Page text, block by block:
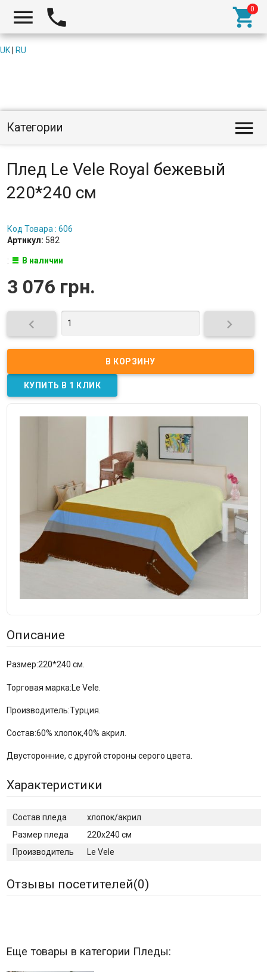
  
UK RU
Категории 
Плед Le Vele Royal бежевый
220*240 см
Код Товара : 606
Артикул: 582
: В наличии
3 076 грн.
 
Описание
Размер:220*240 см.
Торговая марка:Le Vele.
Производитель:Турция.
Состав:60% хлопок,40% акрил.
Двусторонние, с другой стороны серого цвета.
Характеристики
Состав пледа
хлопок/акрил
Размер пледа
220х240 см
Производитель
Le Vele
Отзывы посетителей(0)
Еще товары в категории Пледы: